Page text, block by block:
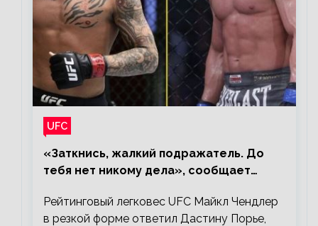
UFC
«Заткнись, жалкий подражатель. До
тебя нет никому дела», сообщает
Рейтинговый легковес UFC Майкл Чендлер
в резкой форме ответил Дастину Порье,